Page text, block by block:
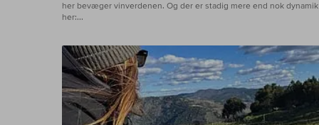
her bevæger vinverdenen. Og der er stadig mere end nok dynamik
her:...